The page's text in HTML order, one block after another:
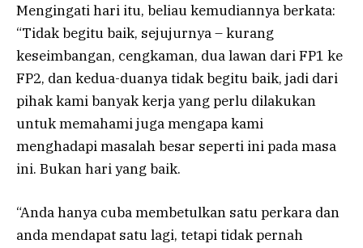
Mengingati hari itu, beliau kemudiannya berkata:
“Tidak begitu baik, sejujurnya – kurang
keseimbangan, cengkaman, dua lawan dari FP1 ke
FP2, dan kedua-duanya tidak begitu baik, jadi dari
pihak kami banyak kerja yang perlu dilakukan
untuk memahami juga mengapa kami
menghadapi masalah besar seperti ini pada masa
ini. Bukan hari yang baik.
“Anda hanya cuba membetulkan satu perkara dan
anda mendapat satu lagi, tetapi tidak pernah